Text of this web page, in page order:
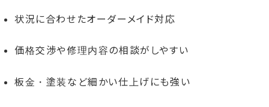
状況に合わせたオーダーメイド対応
価格交渉や修理内容の相談がしやすい
板金・塗装など細かい仕上げにも強い